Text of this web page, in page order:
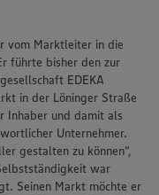
vom Marktleiter in die
führte bisher den zur
EDEKA
in der Löninger Straße
Inhaber und damit als
Unternehmer.
gestalten zu können“,
war
Seinen Markt möchte er